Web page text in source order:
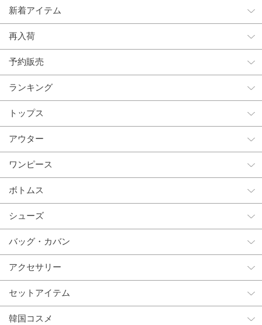
新着アイテム
再入荷
予約販売
ランキング
トップス
アウター
ワンピース
ボトムス
シューズ
バッグ・カバン
アクセサリー
セットアイテム
韓国コスメ